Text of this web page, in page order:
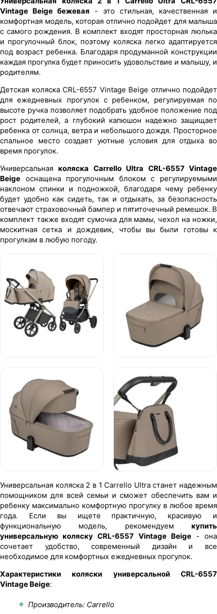
Vintage Beige бежевая - это стильная, качественная и
комфортная модель, которая отлично подойдет для малыша
с самого рождения. В комплект входят просторная люлька
и прогулочный блок, поэтому коляска легко адаптируется
под возраст ребенка. Благодаря продуманной конструкции
каждая прогулка будет приносить удовольствие и малышу, и
родителям.
Детская коляска CRL-6557 Vintage Beige отлично подойдет
для ежедневных прогулок с ребенком, регулируемая по
высоте ручка позволяет подобрать удобное положение под
рост родителей, а глубокий капюшон надежно защищает
ребенка от солнца, ветра и небольшого дождя. Просторное
спальное место создает уютные условия для отдыха во
время прогулок.
Универсальнаяколяска Carrello Ultra CRL-6557 Vintage
Beige оснащена прогулочным блоком с регулируемыми
наклоном спинки и подножкой, благодаря чему ребенку
будет удобно как сидеть, так и отдыхать, за безопасность
отвечают страховочный бампер и пятиточечный ремешок. В
комплект также входят сумочка для мамы, чехол на ножки,
москитная сетка и дождевик, чтобы вы были готовы к
прогулкам в любую погоду.
Универсальная коляска 2 в 1 Carrello Ultra станет надежным
помощником для всей семьи и сможет обеспечить вам и
ребенку максимально комфортную прогулку в любое время
года. Если вы ищете практичную, красивую и
функциональную модель, рекомендуем купить
универсальную коляску CRL-6557 Vintage Beige- она
сочетает удобство, современный дизайн и все
необходимое для комфортных ежедневных прогулок.
Характеристики коляски универсальной CRL-6557
Vintage Beige:
Производитель: Carrello